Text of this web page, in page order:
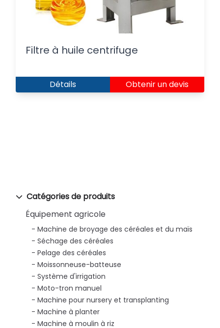
Catégories de produits
Équipement agricole
Machine de broyage des céréales et du maïs
Séchage des céréales
Pelage des céréales
Moissonneuse-batteuse
Système d'irrigation
Moto-tron manuel
Machine pour nursery et transplanting
Machine à planter
Machine à moulin à riz
Filtre à huile centrifuge
Détails Obtenir un devis